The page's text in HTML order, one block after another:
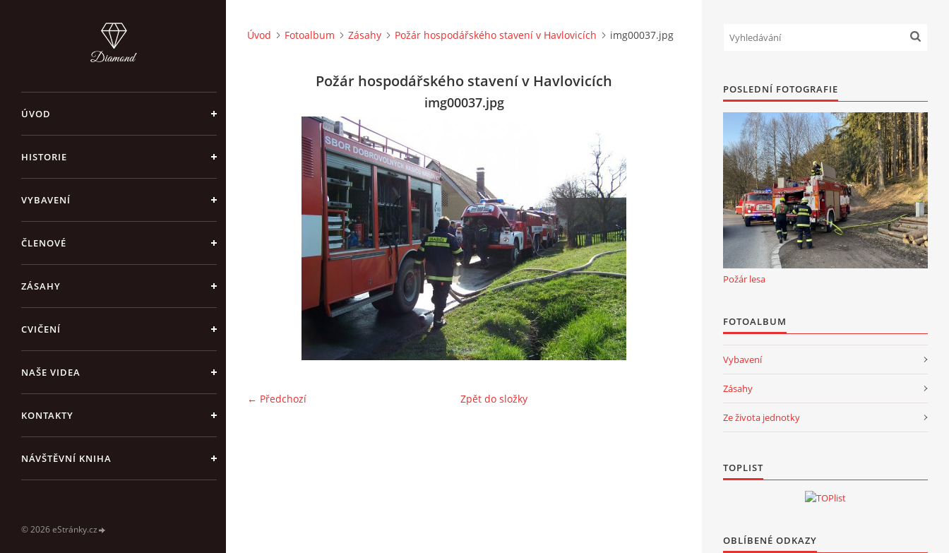
ÚVOD
HISTORIE
VYBAVENÍ
ČLENOVÉ
ZÁSAHY
CVIČENÍ
NAŠE VIDEA
KONTAKTY
NÁVŠTĚVNÍ KNIHA
© 2026 eStránky.cz
Úvod Fotoalbum Zásahy Požár hospodářského stavení v Havlovicích img00037.jpg
Požár hospodářského stavení v Havlovicích
img00037.jpg
← Předchozí Zpět do složky
POSLEDNÍ FOTOGRAFIE
Požár lesa
FOTOALBUM
Vybavení
Zásahy
Ze života jednotky
TOPLIST
OBLÍBENÉ ODKAZY